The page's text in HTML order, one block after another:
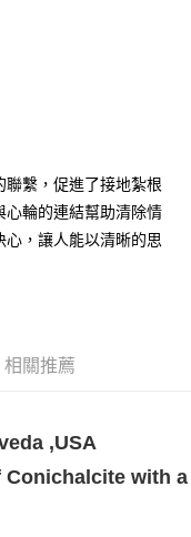
繫，促進了接地紮根
心輪的連結幫助清除情
，讓人能以清晰的思
相關推薦
,USA
with a